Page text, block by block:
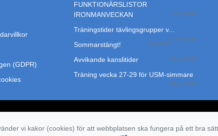
(GDPR)
FUNKTIONÄRSLISTOR
IRONMANVECKAN
27 jul 2026
Träningstider tävlingsgrupper v...
17 jul 2026
Sommarstängt! 14 jul 2026
Avvikande kanslitider 29 jun 2026
Träning vecka 27-29 för USM-simmare
24 jun 2026
vi kakor (cookies) för att webbplatsen ska fungera på ett bra